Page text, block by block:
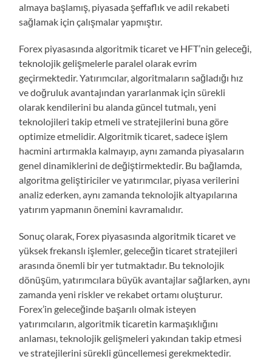
almaya başlamış, piyasada şeffaflık ve adil rekabeti
sağlamak için çalışmalar yapmıştır.
Forex piyasasında algoritmik ticaret ve HFT’nin geleceği,
teknolojik gelişmelerle paralel olarak evrim
geçirmektedir. Yatırımcılar, algoritmaların sağladığı hız
ve doğruluk avantajından yararlanmak için sürekli
olarak kendilerini bu alanda güncel tutmalı, yeni
teknolojileri takip etmeli ve stratejilerini buna göre
optimize etmelidir. Algoritmik ticaret, sadece işlem
hacmini artırmakla kalmayıp, aynı zamanda piyasaların
genel dinamiklerini de değiştirmektedir. Bu bağlamda,
algoritma geliştiriciler ve yatırımcılar, piyasa verilerini
analiz ederken, aynı zamanda teknolojik altyapılarına
yatırım yapmanın önemini kavramalıdır.
Sonuç olarak, Forex piyasasında algoritmik ticaret ve
yüksek frekanslı işlemler, geleceğin ticaret stratejileri
arasında önemli bir yer tutmaktadır. Bu teknolojik
dönüşüm, yatırımcılara büyük avantajlar sağlarken, aynı
zamanda yeni riskler ve rekabet ortamı oluşturur.
Forex’in geleceğinde başarılı olmak isteyen
yatırımcıların, algoritmik ticaretin karmaşıklığını
anlaması, teknolojik gelişmeleri yakından takip etmesi
ve stratejilerini sürekli güncellemesi gerekmektedir.